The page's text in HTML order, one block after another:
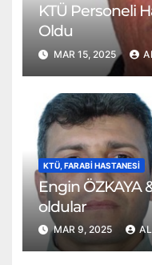
KTÜ Personeli
Oldu
MAR 15, 2025
KTÜ, FARABI HASTANESI
Engin ÖZKAYA
oldular
MAR 9, 2025